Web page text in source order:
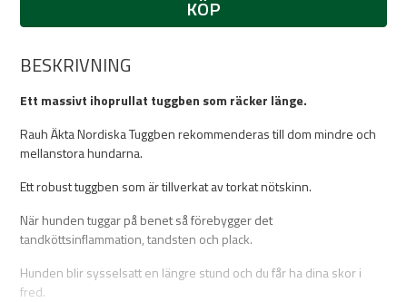
KÖP
BESKRIVNING
Ett massivt ihoprullat tuggben som räcker länge.
Rauh Äkta Nordiska Tuggben rekommenderas till dom mindre och
mellanstora hundarna.
Ett robust tuggben som är tillverkat av torkat nötskinn.
När hunden tuggar på benet så förebygger det
tandköttsinflammation, tandsten och plack.
Hunden blir sysselsatt en längre stund och du får ha dina skor i
fred.